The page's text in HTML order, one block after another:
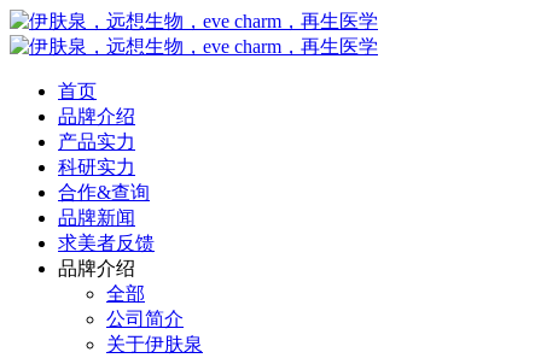
首页
品牌介绍
产品实力
科研实力
合作&查询
品牌新闻
求美者反馈
品牌介绍
全部
公司简介
关于伊肤泉